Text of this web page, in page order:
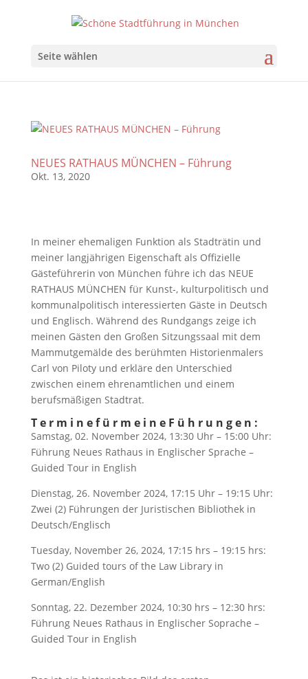
Seite wählen
NEUES RATHAUS MÜNCHEN – Führung
Okt. 13, 2020
In meiner ehemaligen Funktion als Stadträtin und
meiner langjährigen Eigenschaft als Offizielle
Gästeführerin von München führe ich das NEUE
RATHAUS MÜNCHEN für Kunst-, kulturpolitisch und
kommunalpolitisch interessierten Gäste in Deutsch
und Englisch. Während des Rundgangs zeige ich
meinen Gästen den Großen Sitzungssaal mit dem
Mammutgemälde des berühmten Historienmalers
Carl von Piloty und erkläre den Unterschied
zwischen einem ehrenamtlichen und einem
berufsmäßigen Stadtrat.
T e r m i n e f ü r m e i n e F ü h r u n g e n :
Samstag, 02. November 2024, 13:30 Uhr – 15:00 Uhr:
Führung Neues Rathaus in Englischer Sprache –
Guided Tour in English
Dienstag, 26. November 2024, 17:15 Uhr – 19:15 Uhr:
Zwei (2) Führungen der Juristischen Bibliothek in
Deutsch/Englisch
Tuesday, November 26, 2024, 17:15 hrs – 19:15 hrs:
Two (2) Guided tours of the Law Library in
German/English
Sonntag, 22. Dezember 2024, 10:30 hrs – 12:30 hrs:
Führung Neues Rathaus in Englischer Soprache –
Guided Tour in English